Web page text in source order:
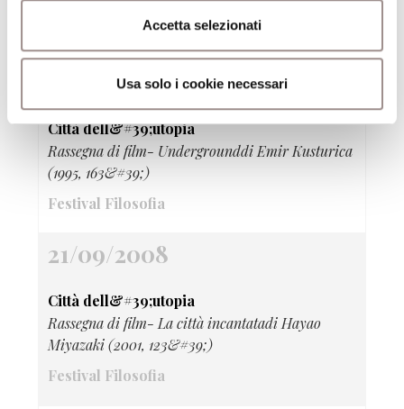
Accetta selezionati
Usa solo i cookie necessari
Festival Filosofia
21/09/2008
Città dell&#39;utopia
Rassegna di film- Undergrounddi Emir Kusturica
(1995, 163&#39;)
Festival Filosofia
21/09/2008
Città dell&#39;utopia
Rassegna di film- La città incantatadi Hayao
Miyazaki (2001, 123&#39;)
Festival Filosofia